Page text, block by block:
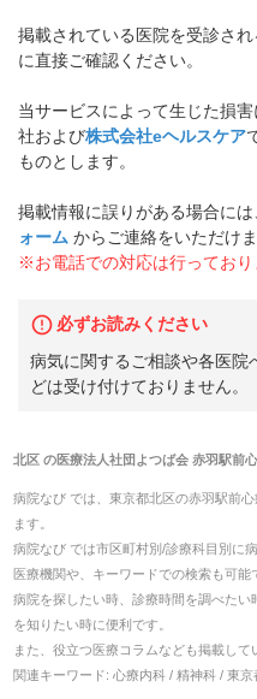
掲載されている医院を受診さ
に直接ご確認ください。
当サービスによって生じた損
社および株式会社eヘルスケア
ものとします。
掲載情報に誤りがある場合には
ォーム からご連絡をいただけ
※お電話での対応は行っており
必ずお読みください
病気に関するご相談や各医院
どは受け付けておりません。
北区の医療法人社団よつば会 赤羽駅前
病院なび では、 東京都北区の赤羽駅前
ます。
病院なび では市区町村別/診療科目別に
医療機関や、キーワードでの検索も可能
病院を探したい時、診療時間を調べた
を知りたい時に便利です。
また、役立つ医療コラムなども掲載して
関連キーワード: 心療内科 / 精神科 / 東